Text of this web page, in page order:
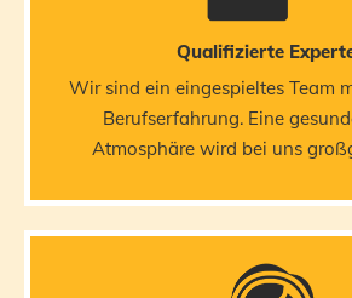
Qualifizierte
Wir sind ein eingespieltes Team
Berufserfahrung. Eine
Atmosphäre wird bei uns